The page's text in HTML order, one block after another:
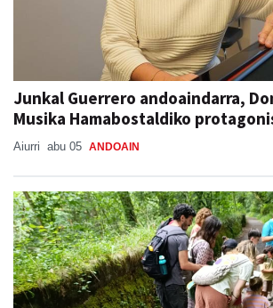
Junkal Guerrero andoaindarra,
Musika Hamabostaldiko
Aiurri abu 05 ANDOAIN